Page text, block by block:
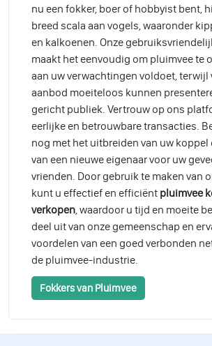
nu een fokker, boer of hobbyist bent,
breed scala aan vogels, waaronder
en kalkoenen. Onze
maakt het eenvoudig om pluimvee te
aan uw verwachtingen voldoet, terwijl
aanbod moeiteloos kunnen
gericht publiek. Vertrouw op ons
eerlijke en betrouwbare transacties.
nog met het uitbreiden van uw koppel
van een nieuwe eigenaar voor uw
vrienden. Door gebruik te maken van
kunt u effectief en efficiënt pluimvee
verkopen, waardoor u tijd en moeite
deel uit van onze gemeenschap en
voordelen van een goed verbonden
de pluimvee-industrie.
Fokkers van Pluimvee